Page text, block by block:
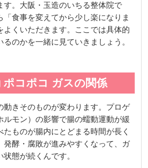
す。大阪・玉造のいちる整体院で
「食事を変えてから少し楽になりま
よくいただきます。ここでは具体的
るのかを一緒に見ていきましょう。
ポコポコ ガスの関係
動きそのものが変わります。プロゲ
ルモン）の影響で腸の蠕動運動が緩
たものが腸内にとどまる時間が長く
発酵・腐敗が進みやすくなって、ガ
態が続くんです。